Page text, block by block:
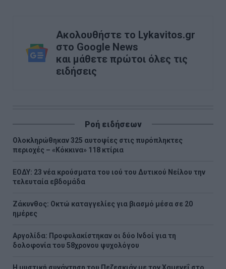
Ακολουθήστε το Lykavitos.gr
στο Google News
και μάθετε πρώτοι όλες τις
ειδήσεις
Ροή ειδήσεων
Ολοκληρώθηκαν 325 αυτοψίες στις πυρόπληκτες
περιοχές – «Κόκκινα» 118 κτίρια
ΕΟΔΥ: 23 νέα κρούσματα του ιού του Δυτικού Νείλου την
τελευταία εβδομάδα
Ζάκυνθος: Οκτώ καταγγελίες για βιασμό μέσα σε 20
ημέρες
Αργολίδα: Προφυλακίστηκαν οι δύο Ινδοί για τη
δολοφονία του 58χρονου ψυχολόγου
Η μυστική συνάντηση του Πεζεσκιάν με τον Χαμενεΐ στο